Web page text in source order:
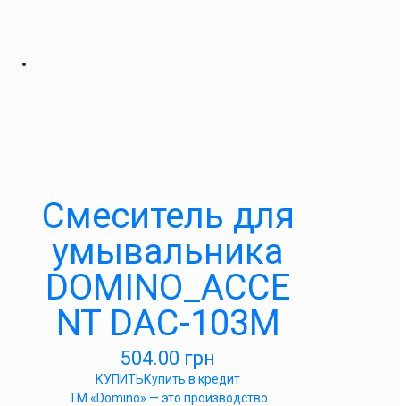
Cмеситель для
умывальника
DOMINO_ACCE
NT DAC-103M
504.00 грн
КУПИТЬКупить в кредит
ТМ «Domino» — это производство